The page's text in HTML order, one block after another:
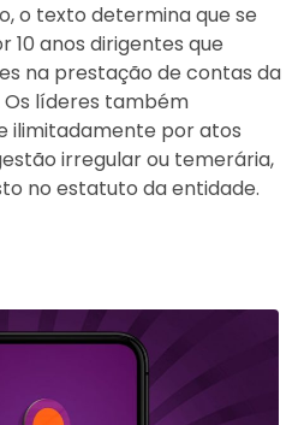
o texto determina que se
10 anos dirigentes que
na prestação de contas da
líderes também
ilimitadamente por atos
irregular ou temerária,
no estatuto da entidade.